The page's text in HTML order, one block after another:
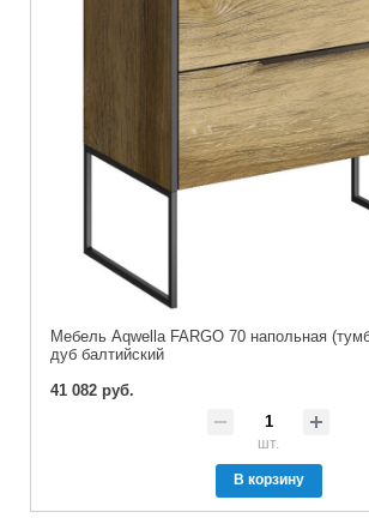
Мебель Aqwella FARGO 70 напольная
дуб балтийский
41 082 руб.
шт.
В корзину